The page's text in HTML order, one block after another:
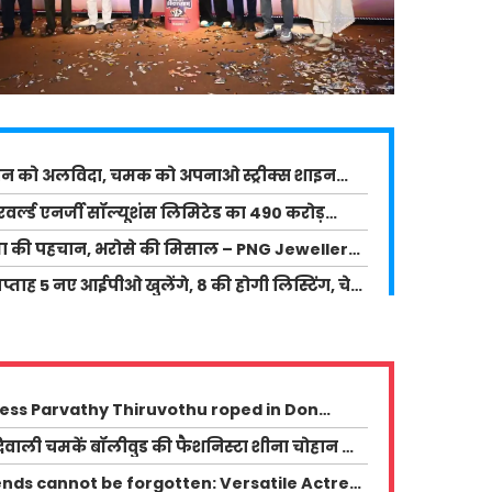
को अलविदा, चमक को अपनाओ स्ट्रीक्स शाइन
का नया टीवीसी ‘फ्रिज गॉन, स्‍मूद शाइन ऑन’
ब्रांड एंबेसडर बनीं लोकप्रिय अभिनेत्री सारा अली
एनर्जी सॉल्यूशंस लिमिटेड का 490 करोड़
23 सितंबर से खुलेगा- निवेश का बड़ा मौका!
की पहचान, भरोसे की मिसाल – PNG Jewellers
Price Offer, अब हर ग्राहक के लिए!
5 नए आईपीओ खुलेंगे, 8 की होगी लिस्टिंग, चेक
Parvathy Thiruvothu roped in Don
upcoming film
चमकें बॉलीवुड की फैशनिस्टा शीना चोहान के
में – जानिए उनके 5 फैशनेबल लुक्स!
cannot be forgotten: Versatile Actress